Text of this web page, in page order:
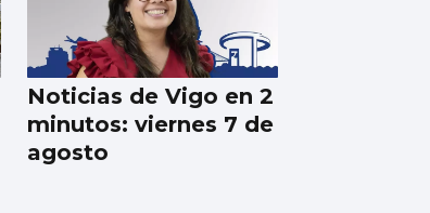
Noticias de Vigo en 2
minutos: viernes 7 de
agosto